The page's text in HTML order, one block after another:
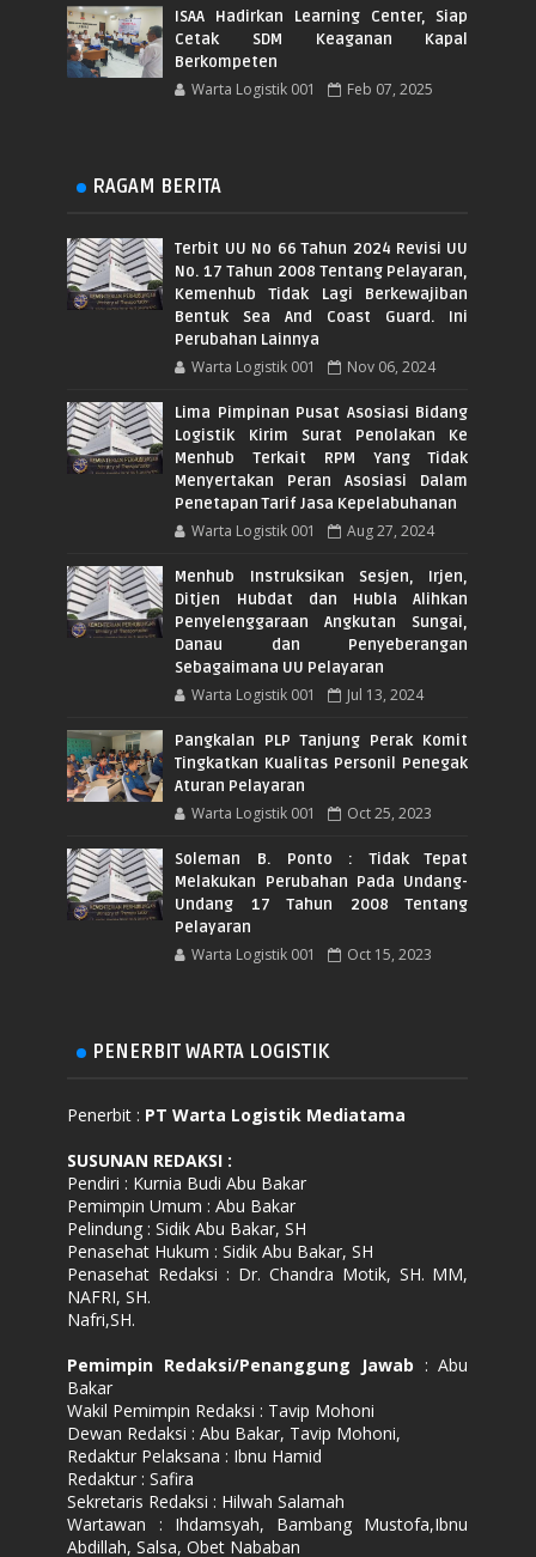
ISAA Hadirkan Learning Center, Siap
Cetak SDM Keaganan Kapal
Berkompeten
Warta Logistik 001 Feb 07, 2025
RAGAM BERITA
Terbit UU No 66 Tahun 2024 Revisi UU
No. 17 Tahun 2008 Tentang Pelayaran,
Kemenhub Tidak Lagi Berkewajiban
Bentuk Sea And Coast Guard. Ini
Perubahan Lainnya
Warta Logistik 001 Nov 06, 2024
Lima Pimpinan Pusat Asosiasi Bidang
Logistik Kirim Surat Penolakan Ke
Menhub Terkait RPM Yang Tidak
Menyertakan Peran Asosiasi Dalam
Penetapan Tarif Jasa Kepelabuhanan
Warta Logistik 001 Aug 27, 2024
Menhub Instruksikan Sesjen, Irjen,
Ditjen Hubdat dan Hubla Alihkan
Penyelenggaraan Angkutan Sungai,
Danau dan Penyeberangan
Sebagaimana UU Pelayaran
Warta Logistik 001 Jul 13, 2024
Pangkalan PLP Tanjung Perak Komit
Tingkatkan Kualitas Personil Penegak
Aturan Pelayaran
Warta Logistik 001 Oct 25, 2023
Soleman B. Ponto : Tidak Tepat
Melakukan Perubahan Pada Undang-
Undang 17 Tahun 2008 Tentang
Pelayaran
Warta Logistik 001 Oct 15, 2023
PENERBIT WARTA LOGISTIK
Penerbit : PT Warta Logistik Mediatama
SUSUNAN REDAKSI :
Pendiri : Kurnia Budi Abu Bakar
Pemimpin Umum : Abu Bakar
Pelindung : Sidik Abu Bakar, SH
Penasehat Hukum : Sidik Abu Bakar, SH
Penasehat Redaksi : Dr. Chandra Motik, SH. MM,
NAFRI, SH.
Nafri,SH.
Pemimpin Redaksi/Penanggung Jawab : Abu
Bakar
Wakil Pemimpin Redaksi : Tavip Mohoni
Dewan Redaksi : Abu Bakar, Tavip Mohoni,
Redaktur Pelaksana : Ibnu Hamid
Redaktur : Safira
Sekretaris Redaksi : Hilwah Salamah
Wartawan : Ihdamsyah, Bambang Mustofa,Ibnu
Abdillah, Salsa, Obet Nababan